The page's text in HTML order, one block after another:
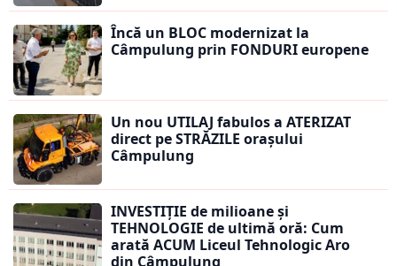
Încă un BLOC modernizat la
Câmpulung prin FONDURI europene
Un nou UTILAJ fabulos a ATERIZAT
direct pe STRĂZILE orașului
Câmpulung
INVESTIȚIE de milioane și
TEHNOLOGIE de ultimă oră: Cum
arată ACUM Liceul Tehnologic Aro
din Câmpulung